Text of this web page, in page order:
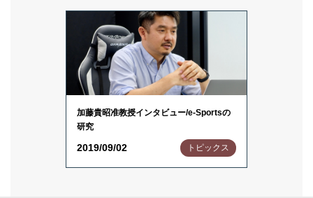
加藤貴昭准教授インタビュー/e-Sportsの
研究
2019/09/02 トピックス